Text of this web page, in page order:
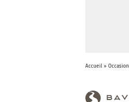
Accueil» Occasion